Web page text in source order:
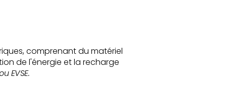
comprenant du matériel
de l'énergie et la recharge
EVSE.